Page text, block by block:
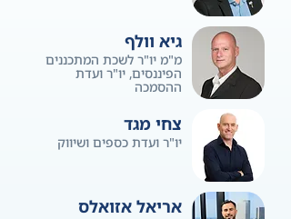
גיא וולף
מ"מ יו"ר לשכת המתכננים
הפיננסים, יו"ר ועדת
ההסמכה
צחי מגד
יו"ר ועדת כספים ושיווק
אריאל אזואלס